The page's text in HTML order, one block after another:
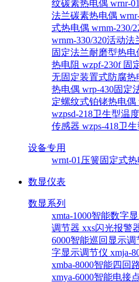
纹碳素热电偶 wrnr-
法兰碳素热电偶
式热电偶 wrnm-230/
wrnm-330/320活动
固定法兰耐磨型热电
热电阻 wzpf-230f 固
无固定装置式防腐热
热电偶 wrp-430固定
定螺纹式铂铑热电偶
wzpsd-218卫生型温
传感器 wzps-418卫
设备专用
wrnt-01压簧固定式热
数显仪表
数显系列
xmta-1000智能数字
调节器 xxs闪光报警
6000智能巡回显示调
字显示调节仪 xmja-
xmba-8000智能四回
xmya-6000智能电接